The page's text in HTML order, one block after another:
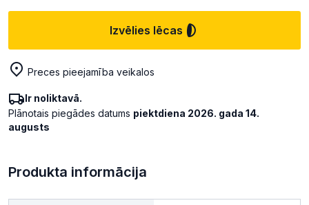
Izvēlies lēcas
Preces pieejamība veikalos
Ir noliktavā.
Plānotais piegādes datums piektdiena 2026. gada 14.
augusts
Produkta informācija